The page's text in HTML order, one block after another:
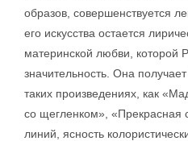
образов, совершенствуется
его искусства остается
материнской любви, которой
значительность. Она
таких произведениях, как
со щегленком», «Прекрасная
линий, ясность